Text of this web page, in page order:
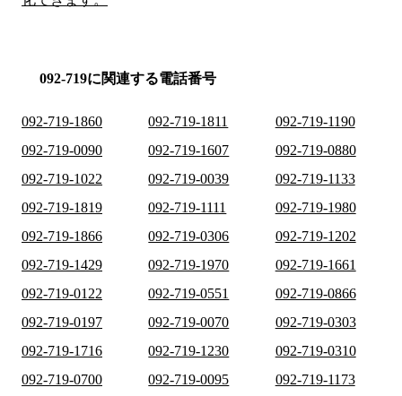
092-719に関連する電話番号
092-719-1860 092-719-1811
092-719-1190
092-719-0090
092-719-1607
092-719-0880
092-719-1022
092-719-0039
092-719-1133
092-719-1819
092-719-1111
092-719-1980
092-719-1866
092-719-0306
092-719-1202
092-719-1429
092-719-1970
092-719-1661
092-719-0122
092-719-0551
092-719-0866
092-719-0197
092-719-0070
092-719-0303
092-719-1716
092-719-1230
092-719-0310
092-719-0700
092-719-0095
092-719-1173